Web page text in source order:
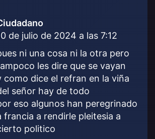
i
de julio de 2024 a las 7:12
ni una cosa ni la otra pero
les dire que se vayan
como dice el refran en la viña
señor hay de todo
eso algunos han peregrinado
francia a rendirle pleitesia a
politico